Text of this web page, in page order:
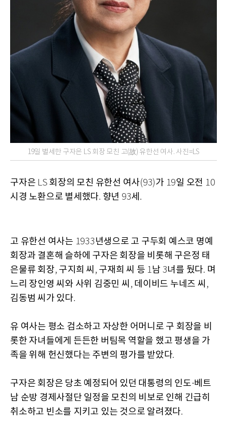
19일 별세한 구자은 LS 회장 모친 고(故) 유한선 여사. 사진=LS
구자은 LS 회장의 모친 유한선 여사(93)가 19일 오전 10
시경 노환으로 별세했다. 향년 93세 .
고 유한선 여사는 1933년생으로 고 구두회 예스코 명예
회장과 결혼해 슬하에 구자은 회장을 비롯해 구은정 태
은물류 회장, 구지희 씨 , 구재희 씨 등 1남 3녀를 뒀다. 며
느리 장인영 씨와 사위 김중민 씨 , 데이비드 누네즈 씨 ,
김동범 씨가 있다.
유 여사는 평소 검소하고 자상한 어머니로 구 회장을 비
롯한 자녀들에게 든든한 버팀목 역할을 했고 평생을 가
족을 위해 헌신했다는 주변의 평가를 받았다.
구자은 회장은 당초 예정되어 있던 대통령의 인도·베트
남 순방 경제사절단 일정을 모친의 비보로 인해 긴급히
취소하고 빈소를 지키고 있는 것으로 알려졌다.